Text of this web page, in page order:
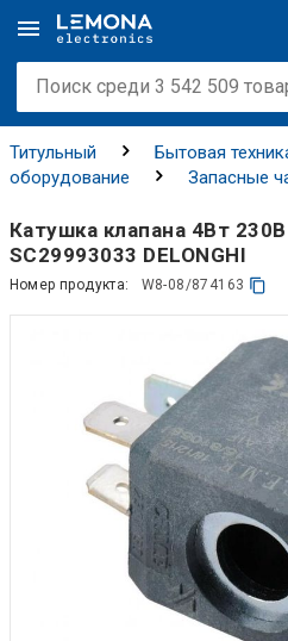
Титульный
Бытовая
оборудование
Запасные
торговых автоматов
Катушка клапана 4Вт
SC29993033 DELONGHI
Номер продукта: W8-08/874163